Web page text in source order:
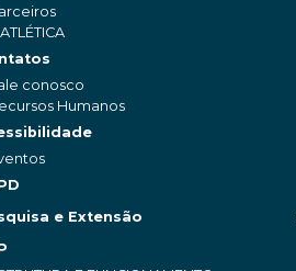
conosco
Humanos
e Extensão